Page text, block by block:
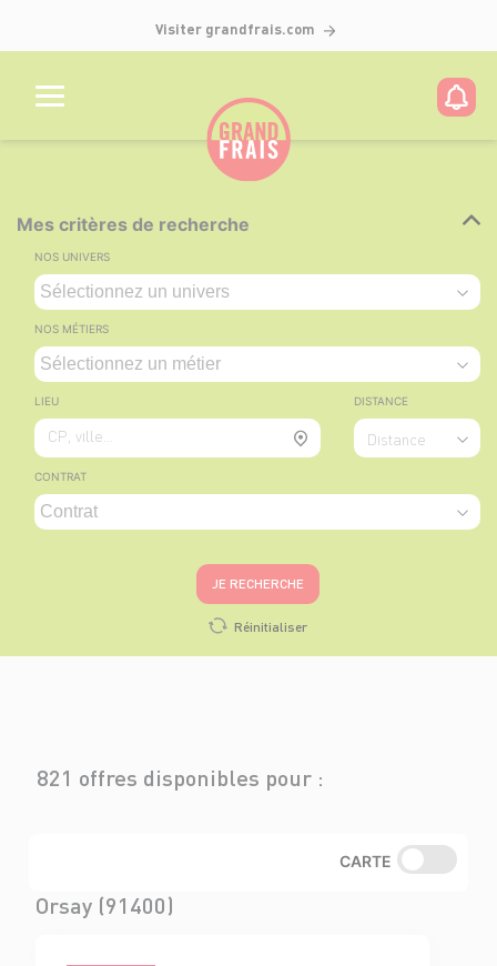
Visiter grandfrais.com
Mes critères de recherche
NOS UNIVERS
NOS MÉTIERS
LIEU
CP, ville...
DISTANCE
Distance
CONTRAT
JE RECHERCHE
Réinitialiser
821 offres disponibles pour :
CARTE
Orsay (91400)